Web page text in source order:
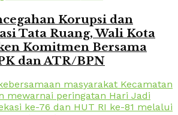
Korupsi dan
Tata Ruang, Wali Kota
Komitmen Bersama
dan ATR/BPN